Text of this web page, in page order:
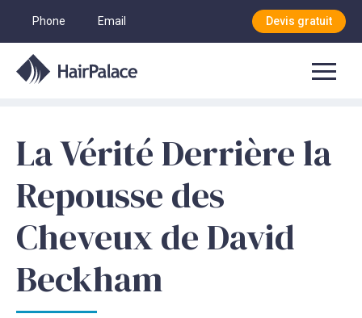
Phone Email Devis gratuit
La Vérité Derrière la
Repousse des
Cheveux de David
Beckham